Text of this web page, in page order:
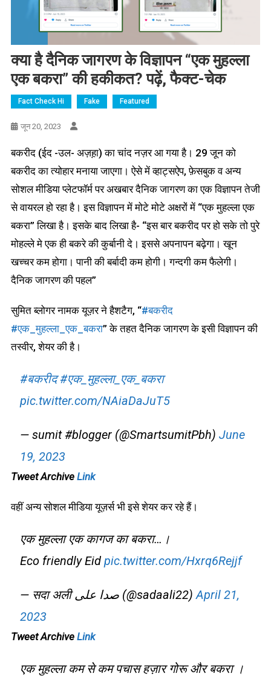
क्या है दैनिक जागरण के विज्ञापन “एक मुहल्ला
एक बकरा” की हकीकत? पढ़ें, फैक्ट-चेक
Fact Check Hi Fake Featured
जून 20, 2023
बकरीद (ईद -उल- अज़ह़ा) का चांद नज़र आ गया है। 29 जून को
बकरीद का त्योहार मनाया जाएगा। ऐसे में व्हाट्सऐप, फ़ेसबुक व अन्य
सोशल मीडिया प्लेटफॉर्म पर अखबार दैनिक जागरण का एक विज्ञापन तेजी
से वायरल हो रहा है। इस विज्ञापन में मोटे मोटे अक्षरों में “एक मुहल्ला एक
बकरा” लिखा है। इसके बाद लिखा है- “इस बार बकरीद पर हो सके तो पुरे
मोहल्ले मे एक ही बकरे की कुर्बानी दे। इससे अपनापन बढ़ेगा। खून
खच्चर कम होगा। पानी की बर्बादी कम होगी। गन्दगी कम फैलेगी।
दैनिक जागरण की पहल”
सुमित ब्लोगर नामक यूज़र ने हैशटैग, “#बकरीद
#एक_मुहल्ला_एक_बकरा” के तहत दैनिक जागरण के इसी विज्ञापन की
तस्वीर, शेयर की है।
#बकरीद #एक_मुहल्ला_एक_बकरा
pic.twitter.com/NAiaDaJuT5
— sumit #blogger (@SmartsumitPbh) June
19, 2023
Tweet Archive Link
वहीं अन्य सोशल मीडिया यूज़र्स भी इसे शेयर कर रहे हैं।
एक मुहल्ला एक कागज का बकरा…।
Eco friendly Eid pic.twitter.com/Hxrq6Rejjf
— सदा अली صدا علی (@sadaali22)April 21,
2023
Tweet Archive Link
एक मुहल्ला कम से कम पचास हज़ार गोरू और बकरा ।